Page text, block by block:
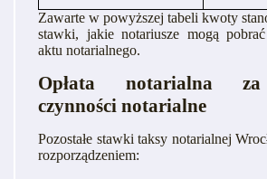
Zawarte w powyższej tabeli kwoty
stawki, jakie notariusze mogą
aktu notarialnego.
Opłata notarialna za
czynności notarialne
Pozostałe stawki taksy notarialnej
rozporządzeniem: